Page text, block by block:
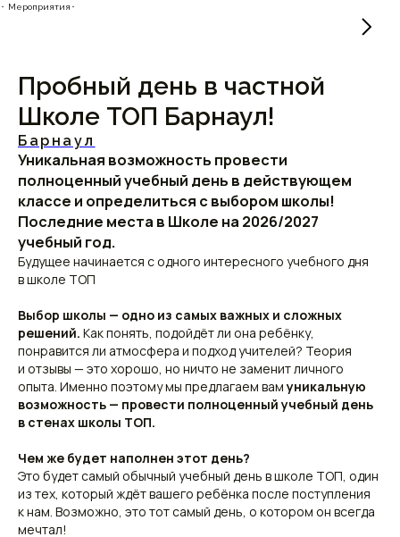
⬝ Мероприятия⬝
Пробный день в частной
Школе ТОП Барнаул!
Барнаул
Уникальная возможность провести
полноценный учебный день в действующем
классе и определиться с выбором школы!
Последние места в Школе на 2026/2027
учебный год.
Будущее начинается с одного интересного учебного дня
в школе ТОП
Выбор школы — одно из самых важных и сложных
решений. Как понять, подойдёт ли она ребёнку,
понравится ли атмосфера и подход учителей? Теория
и отзывы — это хорошо, но ничто не заменит личного
опыта. Именно поэтому мы предлагаем вамуникальную
возможность — провести полноценный учебный день
в стенах школы ТОП.
Чем же будет наполнен этот день?
Это будет самый обычный учебный день в школе ТОП, один
из тех, который ждёт вашего ребёнка после поступления
к нам. Возможно, это тот самый день, о котором он всегда
мечтал!